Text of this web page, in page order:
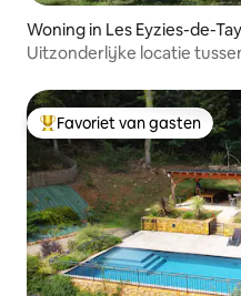
Woning in Les Eyzies-de-
Uitzonderlijke locatie
Topfavoriet van gasten
Favoriet van gasten